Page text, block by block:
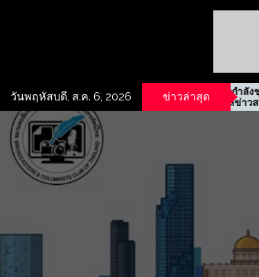
วันพฤหัสบดี, ส.ค. 6, 2026 ข่าวล่าสุด
ทธิเช่าที่ดิน
ทำเลห้วยกะปิ
รฟม. ผนึกกำลังชุมชนจัดตั้ง
ศูนย์ข้อมูลข่าวสารย่าน
ประชาสงเคราะห์